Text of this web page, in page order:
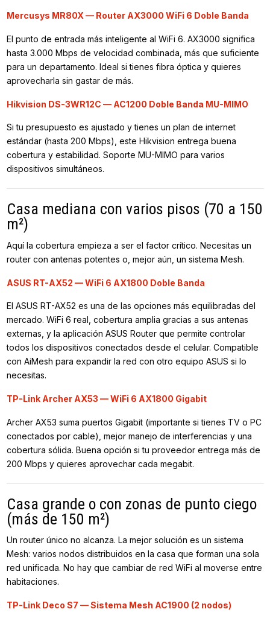
Mercusys MR80X — Router AX3000 WiFi 6 Doble Banda
El punto de entrada más inteligente al WiFi 6. AX3000 significa
hasta 3.000 Mbps de velocidad combinada, más que suficiente
para un departamento. Ideal si tienes fibra óptica y quieres
aprovecharla sin gastar de más.
Hikvision DS-3WR12C — AC1200 Doble Banda MU-MIMO
Si tu presupuesto es ajustado y tienes un plan de internet
estándar (hasta 200 Mbps), este Hikvision entrega buena
cobertura y estabilidad. Soporte MU-MIMO para varios
dispositivos simultáneos.
Casa mediana con varios pisos (70 a 150
m²)
Aquí la cobertura empieza a ser el factor crítico. Necesitas un
router con antenas potentes o, mejor aún, un sistema Mesh.
ASUS RT-AX52 — WiFi 6 AX1800 Doble Banda
El ASUS RT-AX52 es una de las opciones más equilibradas del
mercado. WiFi 6 real, cobertura amplia gracias a sus antenas
externas, y la aplicación ASUS Router que permite controlar
todos los dispositivos conectados desde el celular. Compatible
con AiMesh para expandir la red con otro equipo ASUS si lo
necesitas.
TP-Link Archer AX53 — WiFi 6 AX1800 Gigabit
Archer AX53 suma puertos Gigabit (importante si tienes TV o PC
conectados por cable), mejor manejo de interferencias y una
cobertura sólida. Buena opción si tu proveedor entrega más de
200 Mbps y quieres aprovechar cada megabit.
Casa grande o con zonas de punto ciego
(más de 150 m²)
Un router único no alcanza. La mejor solución es un sistema
Mesh: varios nodos distribuidos en la casa que forman una sola
red unificada. No hay que cambiar de red WiFi al moverse entre
habitaciones.
TP-Link Deco S7 — Sistema Mesh AC1900 (2 nodos)